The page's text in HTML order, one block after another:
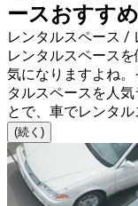
ースおすす
レンタルスペース /
レンタルスペース
気になりますよね
タルスペースを人
とで、車でレンタ
(続く)